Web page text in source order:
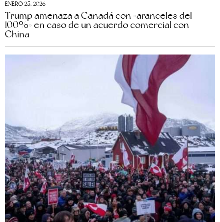
ENERO 25, 2026
Trump amenaza a Canadá con «aranceles del
100%» en caso de un acuerdo comercial con
China